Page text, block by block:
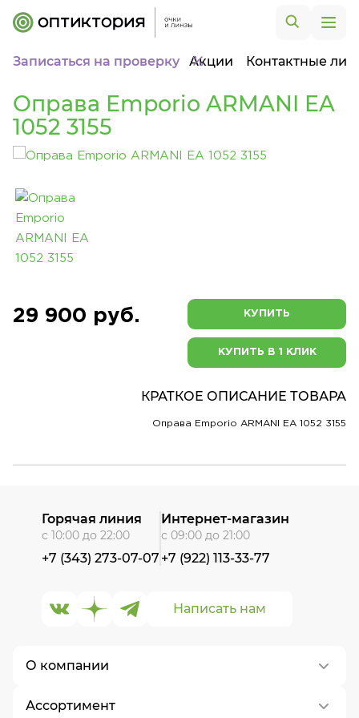
Записаться на проверку Акции Контактные
Оправа Emporio ARMANI EA
1052 3155
29 900 руб. КУПИТЬ
КУПИТЬ В 1 КЛИК
КРАТКОЕ ОПИСАНИЕ ТОВАРА
Оправа Emporio ARMANI EA 1052 3155
О компании
О нас
Ассортимент
Написать нам
Горячая линия
с 10:00 до 22:00
+7 (343) 273-07-07
Интернет-магазин
с 09:00 до 21:00
+7 (922) 113-33-77